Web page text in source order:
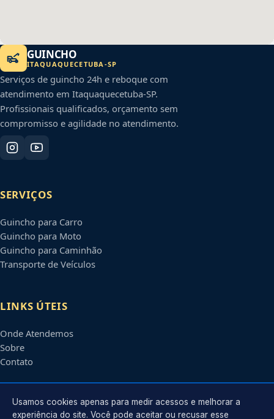
GUINCHO
ITAQUAQUECETUBA -SP
Serviços de guincho 24h e reboque com
atendimento em Itaquaquecetuba-SP.
Profissionais qualificados, orçamento sem
compromisso e agilidade no atendimento.
SERVIÇOS
Guincho para Carro
Guincho para Moto
Guincho para Caminhão
Transporte de Veículos
LINKS ÚTEIS
Onde Atendemos
Sobre
Contato
CONTATO
Usamos cookies apenas para medir acessos e melhorar a
experiência do site. Você pode aceitar ou recusar esse